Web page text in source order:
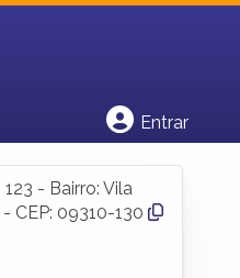
Entrar
- Bairro: Vila
CEP: 09310-130